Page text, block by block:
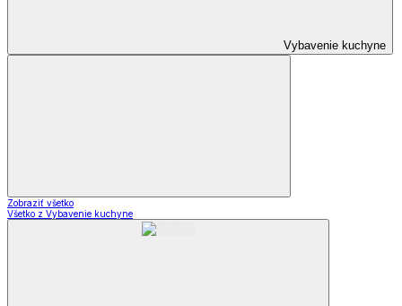
Vybavenie kuchyne
Zobraziť všetko
Všetko z Vybavenie kuchyne